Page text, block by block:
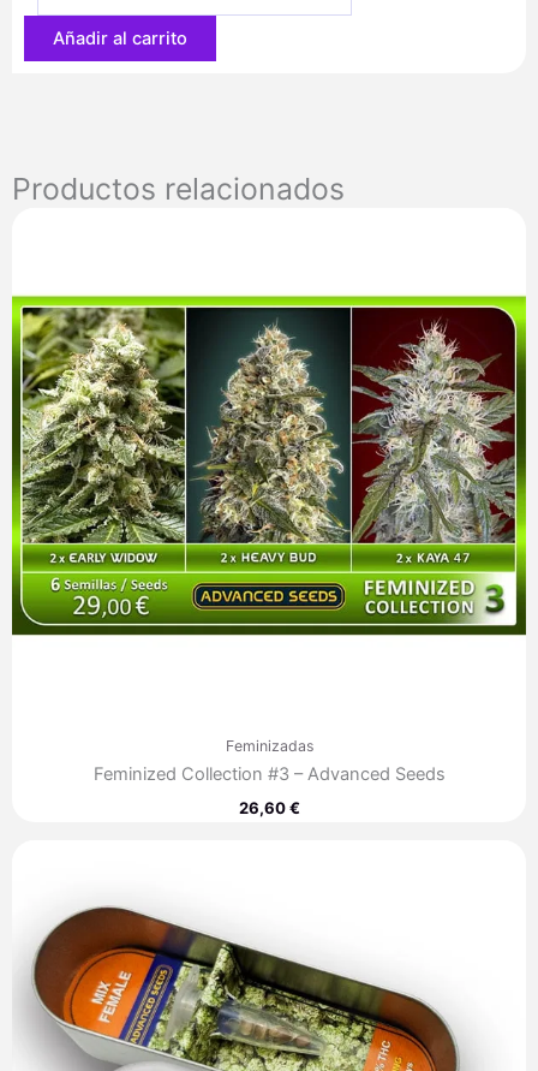
Añadir al carrito
Productos relacionados
Feminizadas
Feminized Collection #3 – Advanced Seeds
26,60€